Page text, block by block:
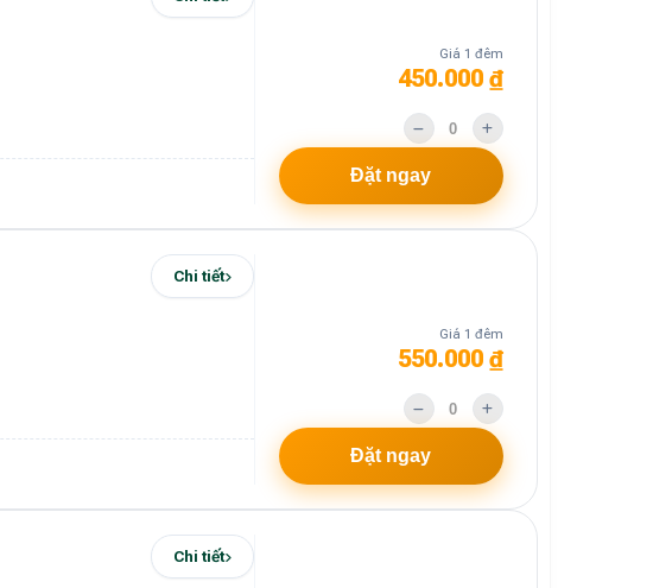
Giá 1 đêm
450.000 ₫
Đặt ngay
Chi tiết
Giá 1 đêm
550.000 ₫
Đặt ngay
Chi tiết